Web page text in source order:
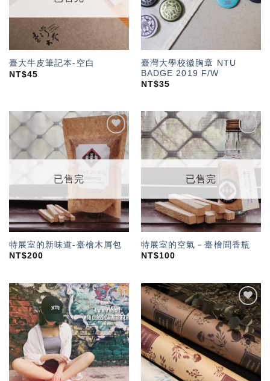
臺大牛皮筆記本-空白
NT$45
臺灣大學校徽胸章 NTU
BADGE 2019 F/W
NT$35
加入
「願
望輕
已售完
特展室的新味道-臺檜木屑包
NT$200
加入
「願
望輕
單」
已售完
特展室的空氣－臺檜聞香瓶
NT$100
加入
「願
望輕
單」
加入
「願
望輕
單」